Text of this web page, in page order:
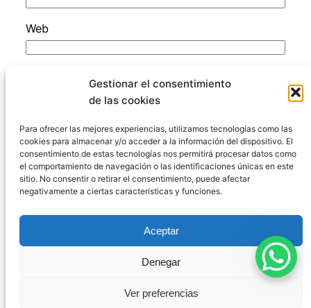
Gestionar el consentimiento
de las cookies
Para ofrecer las mejores experiencias, utilizamos tecnologías como las
cookies para almacenar y/o acceder a la información del dispositivo. El
consentimiento de estas tecnologías nos permitirá procesar datos como
el comportamiento de navegación o las identificaciones únicas en este
sitio. No consentir o retirar el consentimiento, puede afectar
negativamente a ciertas características y funciones.
Aceptar
Denegar
Ver preferencias
Web
en este navegador para la próxima vez que
Política de Privacidad
Política de
Contacto